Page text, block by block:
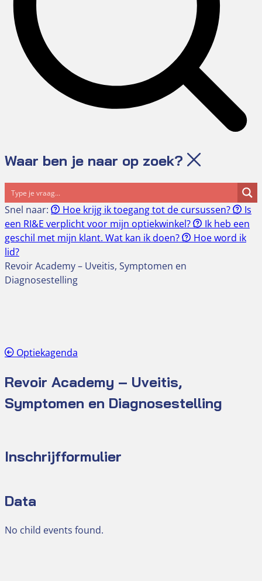
Waar ben je naar op zoek?
Snel naar: Hoe krijg ik toegang tot de cursussen?
Is
een RI&E verplicht voor mijn optiekwinkel?
Ik heb een
geschil met mijn klant. Wat kan ik doen?
Hoe word ik
lid?
Revoir Academy – Uveitis, Symptomen en
Diagnosestelling
Optiekagenda
Revoir Academy – Uveitis,
Symptomen en Diagnosestelling
Inschrijfformulier
Data
No child events found.